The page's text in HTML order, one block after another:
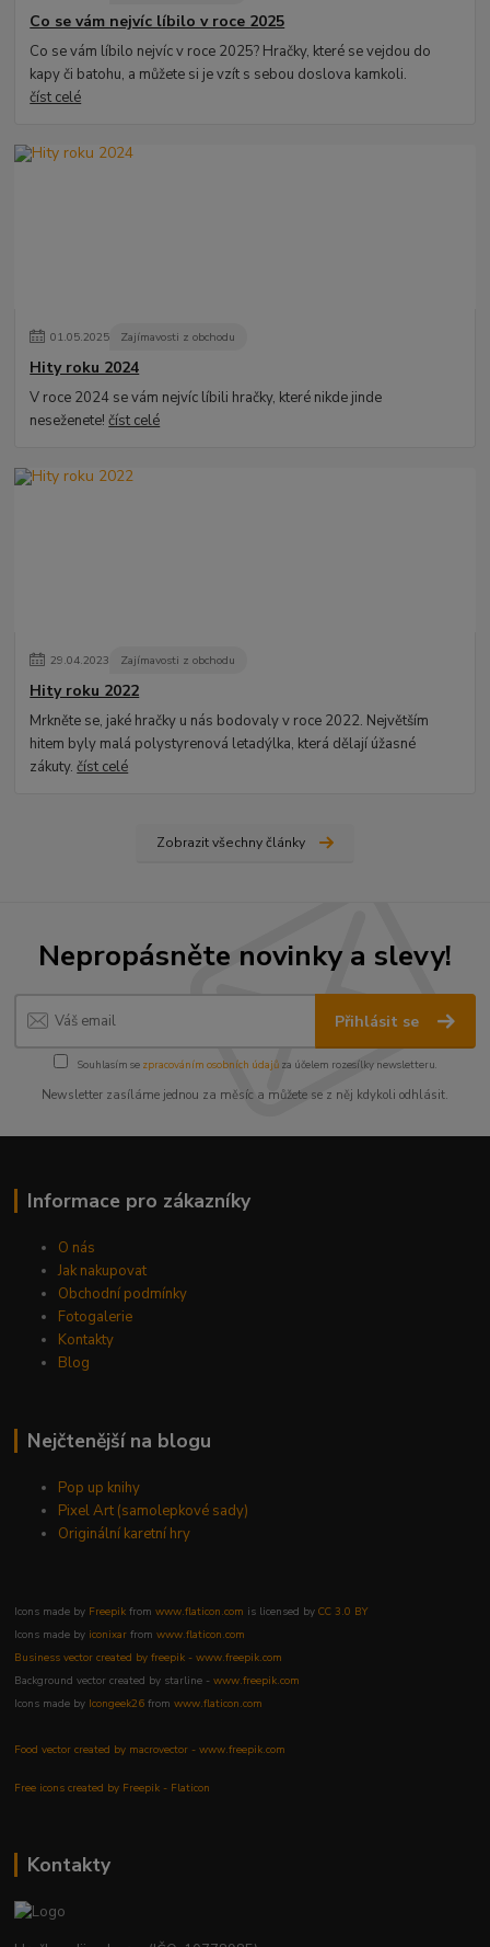
Co se vám nejvíc líbilo v roce 2025
Co se vám líbilo nejvíc v roce 2025? Hračky, které se vejdou do
kapy či batohu, a můžete si je vzít s sebou doslova kamkoli.
číst celé
01.05.2025 Zajímavosti z obchodu
Hity roku 2024
V roce 2024 se vám nejvíc líbili hračky, které nikde jinde
neseženete!číst celé
29.04.2023 Zajímavosti z obchodu
Hity roku 2022
Mrkněte se, jaké hračky u nás bodovaly v roce 2022. Největším
hitem byly malá polystyrenová letadýlka, která dělají úžasné
zákuty.číst celé
Zobrazit všechny články
Nepropásněte novinky a slevy!
Přihlásit se
Souhlasím se zpracováním osobních údajůza účelem rozesílky newsletteru.
Newsletter zasíláme jednou za měsíc a můžete se z něj kdykoli odhlásit.
Informace pro zákazníky
O nás
Jak nakupovat
Obchodní podmínky
Fotogalerie
Kontakty
Blog
Nejčtenější na blogu
Pop up knihy
Pixel Art (samolepkové sady)
Originální karetní hry
Icons made by Freepik fromwww.flaticon.com is licensed byCC 3.0 BY
Icons made by iconixar fromwww.flaticon.com
Business vector created by freepik - www.freepik.com
Background vector created by starline -www.freepik.com
Icons made by Icongeek26 fromwww.flaticon.com
Food vector created by macrovector - www.freepik.com
Free icons created by Freepik - Flaticon
Kontakty